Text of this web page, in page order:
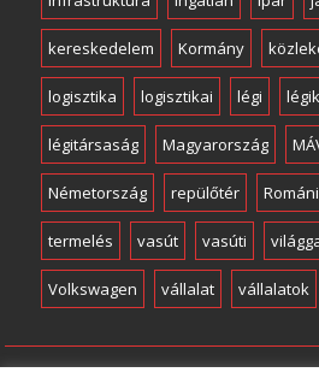
kereskedelem Kormány
logisztika logisztikai légi
légitársaság Magyarország
Németország repülőtér
termelés vasút vasúti
Volkswagen vállalat vállalatok